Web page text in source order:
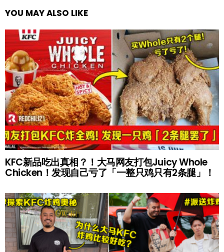
YOU MAY ALSO LIKE
KFC新品吃出真相？！大马网友打包Juicy Whole
Chicken！发现自己亏了「一整只鸡只有2条腿」！